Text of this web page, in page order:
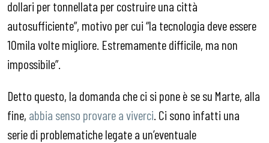
dollari per tonnellata per costruire una città
autosufficiente”, motivo per cui “la tecnologia deve essere
10mila volte migliore. Estremamente difficile, ma non
impossibile”.
Detto questo, la domanda che ci si pone è se su Marte, alla
fine, abbia senso provare a viverci. Ci sono infatti una
serie di problematiche legate a un’eventuale